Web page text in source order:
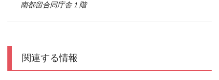
南都留合同庁舎１階
関連する情報